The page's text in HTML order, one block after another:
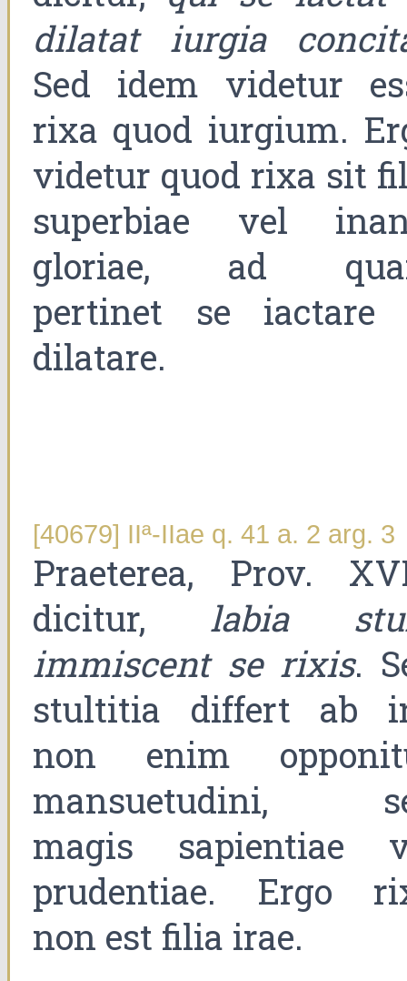
dilatat iurgia
Sed idem videtur
rixa quod iurgium.
videtur quod rixa sit
superbiae vel
gloriae, ad
pertinet se iactare
dilatare.
[40679] IIª-IIae q. 41 a. 2 arg. 3
Praeterea, Prov.
dicitur, labia
immiscent se rixis.
stultitia differt ab
non enim
mansuetudini,
magis sapientiae
prudentiae. Ergo
non est filia irae.